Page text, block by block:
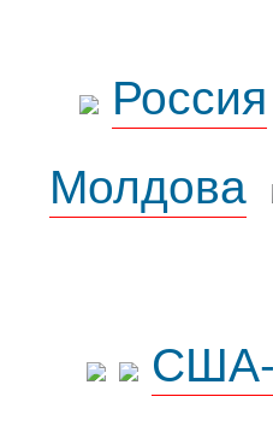
Россия
Молдова
США-